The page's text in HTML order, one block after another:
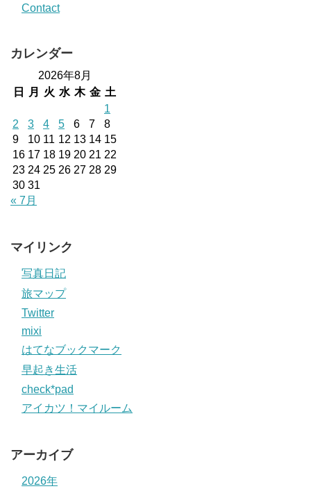
Contact
カレンダー
2026年8月
日
月 火 水 木 金 土
1
2
3 4 5 6 7
8
9
10 11 12 13 14 15
16 17 18 19 20 21 22
23 24 25 26 27 28 29
30 31
« 7月
マイリンク
写真日記
旅マップ
Twitter
mixi
はてなブックマーク
早起き生活
check*pad
アイカツ！マイルーム
アーカイブ
2026年